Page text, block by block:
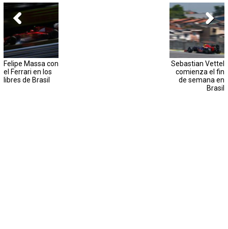
Felipe Massa con
el Ferrari en los
libres de Brasil
Sebastian Vettel
comienza el fin
de semana en
Brasil